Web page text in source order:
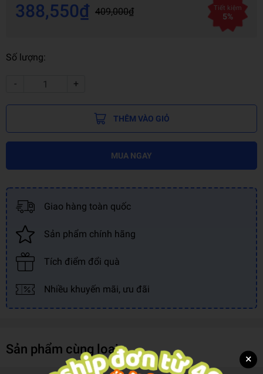
388,550₫ 409,000₫ Tiết kiệm
5%
Số lượng:
- +
THÊM VÀO GIỎ
MUA NGAY
Giao hàng toàn quốc
Sản phẩm chính hãng
Tích điểm đổi quà
Nhiều khuyến mãi, ưu đãi
Sản phẩm cùng loại
×